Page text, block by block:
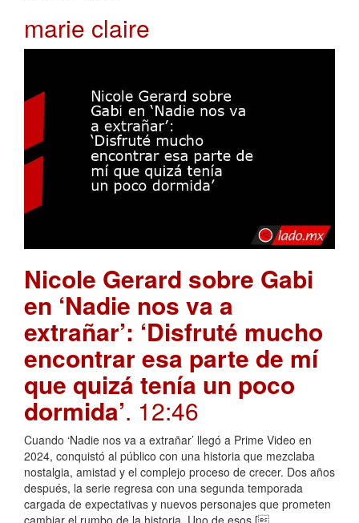
marie claire
Nicole Gerard sobre Gabi
en ‘Nadie nos va a
extrañar’: ‘Disfruté mucho
encontrar esa parte de mí
que quizá tenía un poco
dormida’. 12:46
Cuando ‘Nadie nos va a extrañar’ llegó a Prime Video en
2024, conquistó al público con una historia que mezclaba
nostalgia, amistad y el complejo proceso de crecer. Dos años
después, la serie regresa con una segunda temporada
cargada de expectativas y nuevos personajes que prometen
cambiar el rumbo de la historia. Uno de esos [